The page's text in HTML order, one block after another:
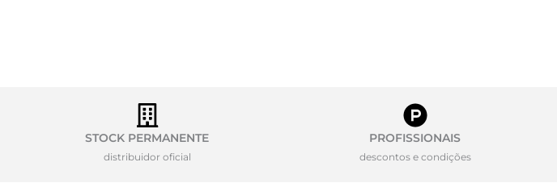
STOCK PERMANENTE
distribuidor oficial
PROFISSIONAIS
descontos e condições